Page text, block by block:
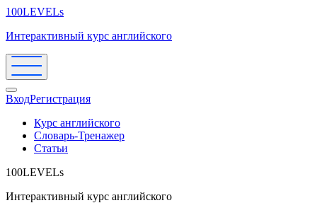
100LEVELs
Интерактивный курс английского
ВходРегистрация
Курс английского
Словарь-Тренажер
Статьи
100LEVELs
Интерактивный курс английского